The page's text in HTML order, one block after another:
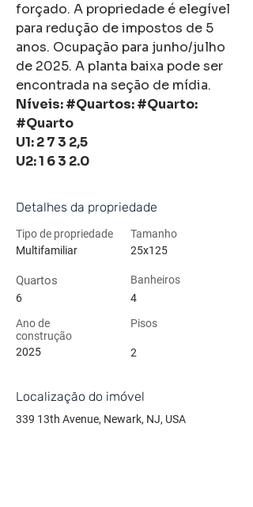
forçado. A propriedade é elegível
para redução de impostos de 5
anos. Ocupação para junho/julho
de 2025. A planta baixa pode ser
encontrada na seção de mídia.
Níveis: #Quartos: #Quarto:
#Quarto
U1: 2 7 3 2,5
U2: 1 6 3 2.0
Detalhes da propriedade
Tipo de propriedade
Multifamiliar
Quartos
6
Ano de
construção
2025
Tamanho
25x125
Banheiros
4
Pisos
2
Localização do imóvel
339 13th Avenue, Newark, NJ, USA